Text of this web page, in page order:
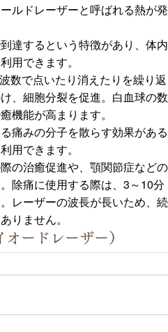
ルドレーザーと呼ばれる熱が発
達するという特徴があり、体内
用できます。
数で点いたり消えたりを繰り返
、細胞分裂を促進。白血球の数
機能が高まります。
痛みの分子を散らす効果がある
用できます。
の治癒促進や、顎関節症などの
除痛に使用する際は、3～10分
レーザーの波長が長いため、続
りません。
ードレーザー）